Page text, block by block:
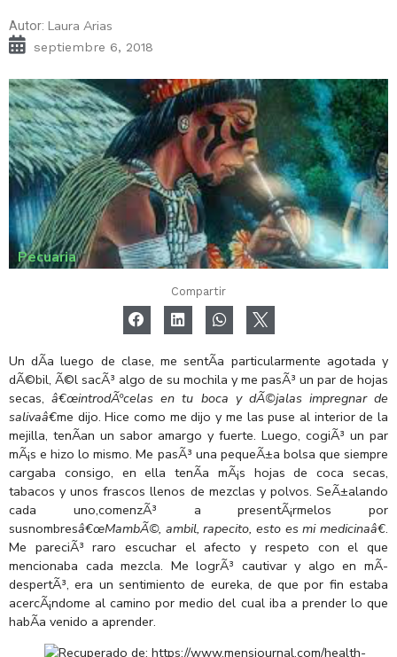
Autor: Laura Arias
septiembre 6, 2018
Pecuaria
Compartir
Un dÃ­a luego de clase, me sentÃ­a particularmente agotada y
dÃ©bil, Ã©l sacÃ³ algo de su mochila y me pasÃ³ un par de hojas
secas,â€œintrodÃºcelas en tu boca y dÃ©jalas impregnar de
salivaâ€me dijo. Hice como me dijo y me las puse al interior de la
mejilla, tenÃ­an un sabor amargo y fuerte. Luego, cogiÃ³ un par
mÃ¡s e hizo lo mismo. Me pasÃ³ una pequeÃ±a bolsa que siempre
cargaba consigo, en ella tenÃ­a mÃ¡s hojas de coca secas,
tabacos y unos frascos llenos de mezclas y polvos. SeÃ±alando
cada uno,comenzÃ³ a presentÃ¡rmelos por
susnombresâ€œMambÃ©, ambil, rapecito, esto es mi medicinaâ€.
Me pareciÃ³ raro escuchar el afecto y respeto con el que
mencionaba cada mezcla. Me logrÃ³ cautivar y algo en mÃ­
despertÃ³, era un sentimiento de eureka, de que por fin estaba
acercÃ¡ndome al camino por medio del cual iba a prender lo que
habÃ­a venido a aprender.